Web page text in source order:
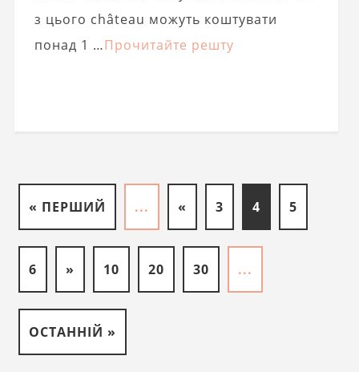
з цього château можуть коштувати
понад 1 …Прочитайте решту
« ПЕРШИЙ ... « 3 4 5
6 » 10 20 30 ...
ОСТАННІЙ »